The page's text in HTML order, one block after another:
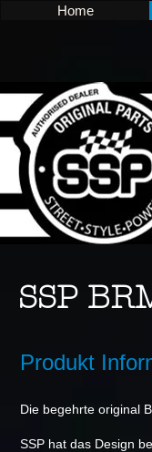
Home
SSP
Produkt
Die begehrte original
SSP hat das Design